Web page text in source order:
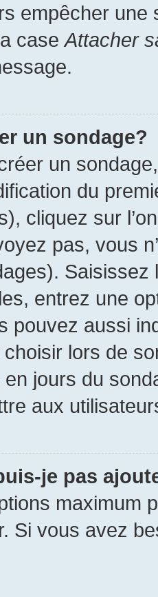
empêcher une
case Attacher
un sondage?
un
du
cliquez sur
pas, vous
entrez une
pouvez aussi
lors de
jours du
aux
je pas
maximum
Si vous avez